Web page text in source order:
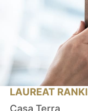
LAUREAT
Casa Terra